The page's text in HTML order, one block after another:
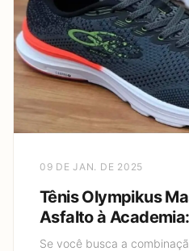
09 DE JAN. DE 2025
Tênis Olympikus
Asfalto à
2025
Se você busca a